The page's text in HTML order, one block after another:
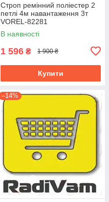
Строп ремінний поліестер 2
петлі 4м навантаження 3т
VOREL-82281
В наявності
1 596 ₴ 1 900 ₴
Купити
–14%